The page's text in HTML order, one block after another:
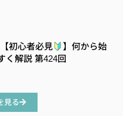
初心者必見
】何から始
く解説 第424回
見る